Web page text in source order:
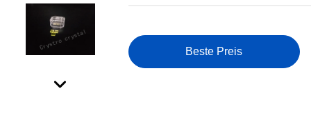
Beste Preis